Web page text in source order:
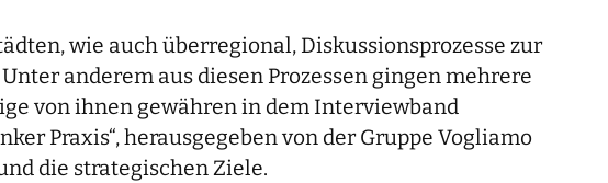
wie auch überregional, Diskussionsprozesse zur
anderem aus diesen Prozessen gingen mehrere
von ihnen gewähren in dem Interviewband
Praxis“, herausgegeben von der Gruppe Vogliamo
die strategischen Ziele.